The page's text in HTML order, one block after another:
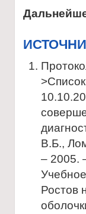
В.Б.,
– 2005.
Ростов